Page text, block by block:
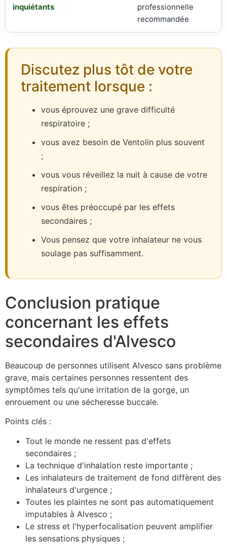
inquiétants
professionnelle
recommandée
Discutez plus tôt de votre
traitement lorsque :
vous éprouvez une grave difficulté
respiratoire ;
vous avez besoin de Ventolin plus souvent
;
vous vous réveillez la nuit à cause de votre
respiration ;
vous êtes préoccupé par les effets
secondaires ;
Vous pensez que votre inhalateur ne vous
soulage pas suffisamment.
Conclusion pratique
concernant les effets
secondaires d'Alvesco
Beaucoup de personnes utilisent Alvesco sans problème
grave, mais certaines personnes ressentent des
symptômes tels qu'une irritation de la gorge, un
enrouement ou une sécheresse buccale.
Points clés :
Tout le monde ne ressent pas d'effets
secondaires ;
La technique d'inhalation reste importante ;
Les inhalateurs de traitement de fond diffèrent des
inhalateurs d'urgence ;
Toutes les plaintes ne sont pas automatiquement
imputables à Alvesco ;
Le stress et l'hyperfocalisation peuvent amplifier
les sensations physiques ;